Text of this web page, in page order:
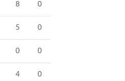
8 0
5 0
0 0
4 0